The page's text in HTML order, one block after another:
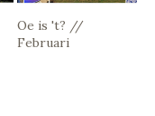
Oe is 't? //
Februari